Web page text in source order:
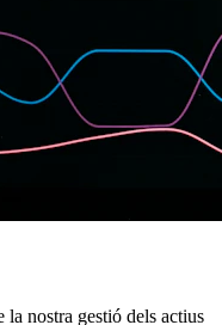
la nostra gestió dels actius